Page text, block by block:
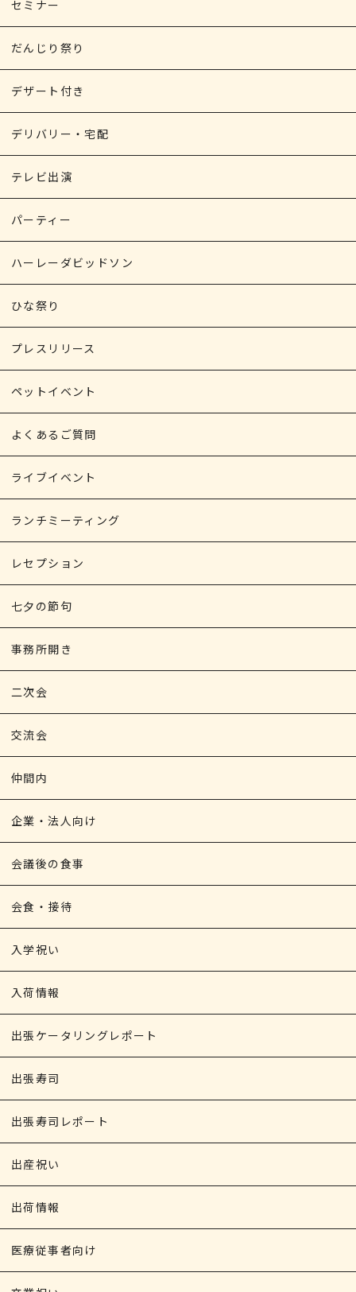
セミナー
だんじり祭り
デザート付き
デリバリー・宅配
テレビ出演
パーティー
ハーレーダビッドソン
ひな祭り
プレスリリース
ペットイベント
よくあるご質問
ライブイベント
ランチミーティング
レセプション
七夕の節句
事務所開き
二次会
交流会
仲間内
企業・法人向け
会議後の食事
会食・接待
入学祝い
入荷情報
出張ケータリングレポート
出張寿司
出張寿司レポート
出産祝い
出荷情報
医療従事者向け